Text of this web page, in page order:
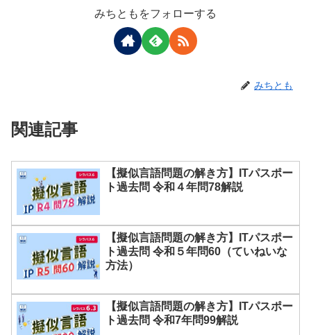
みちともをフォローする
みちとも
関連記事
【擬似言語問題の解き方】ITパスポー
ト過去問 令和４年問78解説
【擬似言語問題の解き方】ITパスポー
ト過去問 令和５年問60（ていねいな
方法）
【擬似言語問題の解き方】ITパスポー
ト過去問 令和7年問99解説